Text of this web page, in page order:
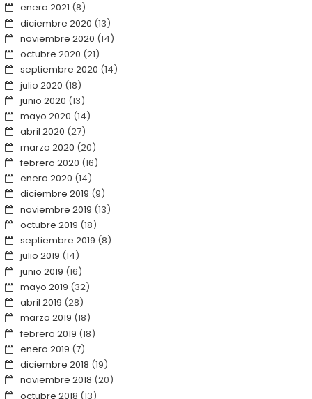
enero 2021 (8)
diciembre 2020 (13)
noviembre 2020 (14)
octubre 2020 (21)
septiembre 2020 (14)
julio 2020 (18)
junio 2020 (13)
mayo 2020 (14)
abril 2020 (27)
marzo 2020 (20)
febrero 2020 (16)
enero 2020 (14)
diciembre 2019 (9)
noviembre 2019 (13)
octubre 2019 (18)
septiembre 2019 (8)
julio 2019 (14)
junio 2019 (16)
mayo 2019 (32)
abril 2019 (28)
marzo 2019 (18)
febrero 2019 (18)
enero 2019 (7)
diciembre 2018 (19)
noviembre 2018 (20)
octubre 2018 (13)